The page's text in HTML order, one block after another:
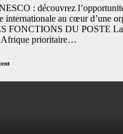
: découvrez
internationale au cœur d’une
FONCTIONS DU POSTE La
prioritaire…